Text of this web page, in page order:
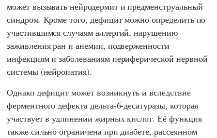
может вызывать нейродермит и предменструальный
синдром. Кроме того, дефицит можно определить по
участившимся случаям аллергий, нарушению
заживления ран и анемии, подверженности
инфекциям и заболеваниям периферической нервной
системы (нейропатия).
Однако дефицит может возникнуть и вследствие
ферментного дефекта дельта-6-десатуразы, которая
участвует в удлинении жирных кислот. Её функция
также сильно ограничена при диабете, рассеянном